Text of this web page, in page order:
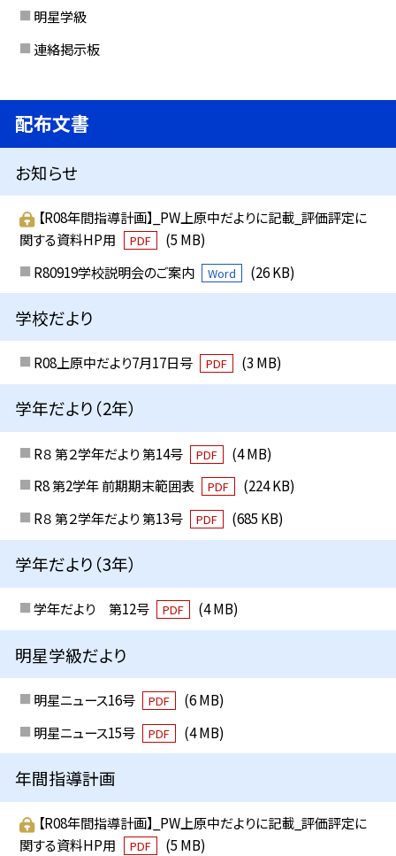
明星学級
連絡掲示板
配布文書
お知らせ
【R08年間指導計画】_PW上原中だよりに記載_評価評定に
関する資料HP用
PDF
(5 MB)
R80919学校説明会のご案内
Word (26 KB)
学校だより
R08上原中だより7月17日号 PDF (3 MB)
学年だより（2年）
R８ 第２学年だより 第14号 PDF
(4 MB)
R8 第2学年 前期期末範囲表
PDF
(224 KB)
R８ 第２学年だより 第13号
PDF (685 KB)
学年だより（3年）
学年だより 第12号 PDF (4 MB)
明星学級だより
明星ニュース16号 PDF
(6 MB)
明星ニュース15号
PDF (4 MB)
年間指導計画
【R08年間指導計画】_PW上原中だよりに記載_評価評定に
関する資料HP用
PDF (5 MB)